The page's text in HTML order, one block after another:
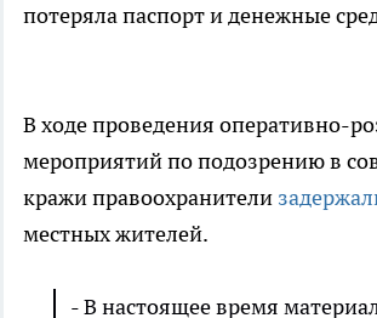
потеряла паспорт и денежные
В ходе проведения оперативно-
мероприятий по подозрению в
кражи правоохранители
местных жителей.
- В настоящее время